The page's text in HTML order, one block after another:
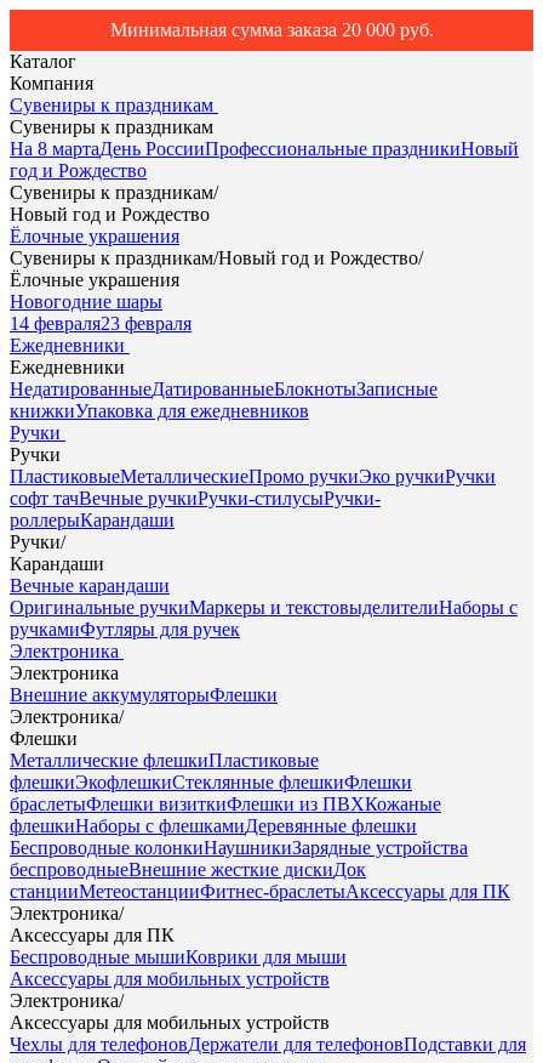
Минимальная сумма заказа 20 000 руб.
Каталог
Компания
Сувениры к праздникам
Сувениры к праздникам
На 8 мартаДень РоссииПрофессиональные праздникиНовый
год и Рождество
Сувениры к праздникам/
Новый год и Рождество
Ёлочные украшения
Сувениры к праздникам/Новый год и Рождество/
Ёлочные украшения
Новогодние шары
14 февраля23 февраля
Ежедневники
Ежедневники
НедатированныеДатированныеБлокнотыЗаписные
книжкиУпаковка для ежедневников
Ручки
Ручки
ПластиковыеМеталлическиеПромо ручкиЭко ручкиРучки
софт тачВечные ручкиРучки-стилусыРучки-
роллерыКарандаши
Ручки/
Карандаши
Вечные карандаши
Оригинальные ручкиМаркеры и текстовыделителиНаборы с
ручкамиФутляры для ручек
Электроника
Электроника
Внешние аккумуляторыФлешки
Электроника/
Флешки
Металлические флешкиПластиковые
флешкиЭкофлешкиСтеклянные флешкиФлешки
браслетыФлешки визиткиФлешки из ПВХКожаные
флешкиНаборы с флешкамиДеревянные флешки
Беспроводные колонкиНаушникиЗарядные устройства
беспроводныеВнешние жесткие дискиДок
станцииМетеостанцииФитнес-браслетыАксессуары для ПК
Электроника/
Аксессуары для ПК
Беспроводные мышиКоврики для мыши
Аксессуары для мобильных устройств
Электроника/
Аксессуары для мобильных устройств
Чехлы для телефоновДержатели для телефоновПодставки для